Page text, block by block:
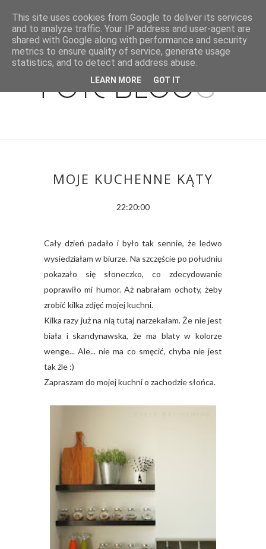
MOJE KUCHENNE KĄTY
22:20:00
Cały dzień padało i było tak sennie, że ledwo
wysiedziałam w biurze. Na szczęście po południu
pokazało się słoneczko, co zdecydowanie
poprawiło mi humor. Aż nabrałam ochoty, żeby
zrobić kilka zdjęć mojej kuchni.
Kilka razy już na nią tutaj narzekałam. Że nie jest
biała i skandynawska, że ma blaty w kolorze
wenge... Ale... nie ma co smęcić, chyba nie jest
tak źle :)
Zapraszam do mojej kuchni o zachodzie słońca.
This site uses cookies from Google to deliver its services
and to analyze traffic. Your IP address and user-agent are
shared with Google along with performance and security
metrics to ensure quality of service, generate usage
statistics, and to detect and address abuse.
LEARN MORE GOT IT